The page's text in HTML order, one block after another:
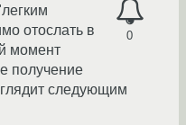
0
отослать в
момент
получение
следующим